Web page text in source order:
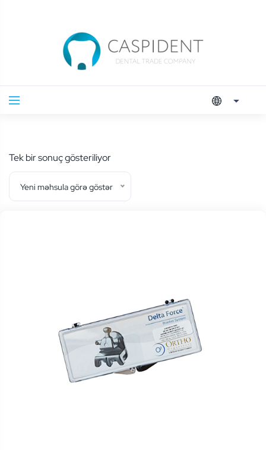
Tek bir sonuç gösteriliyor
Yeni məhsula görə göstər